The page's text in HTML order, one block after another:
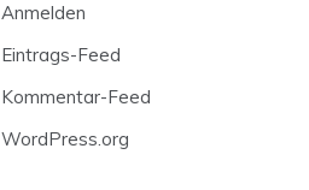
Anmelden
Eintrags-Feed
Kommentar-Feed
WordPress.org